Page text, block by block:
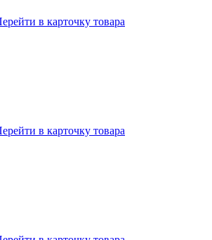
в карточку товара
в карточку товара